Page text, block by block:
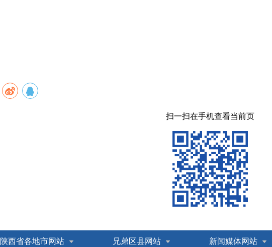
扫一扫在手机查看当前页
陕西省各地市网站 兄弟区县网站 新闻媒体网站